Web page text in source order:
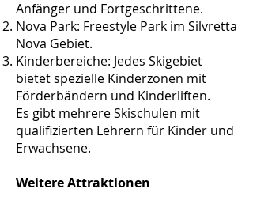
Anfänger und Fortgeschrittene.
Nova Park: Freestyle Park im Silvretta
Nova Gebiet.
Kinderbereiche: Jedes Skigebiet
bietet spezielle Kinderzonen mit
Förderbändern und Kinderliften.
Es gibt mehrere Skischulen mit
qualifizierten Lehrern für Kinder und
Erwachsene.
Weitere Attraktionen